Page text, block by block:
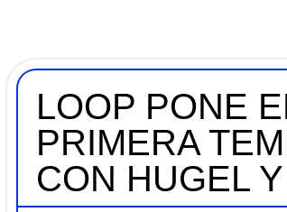
LOOP PONE
PRIMERA
CON HUGEL